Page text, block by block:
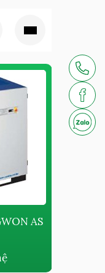
AS